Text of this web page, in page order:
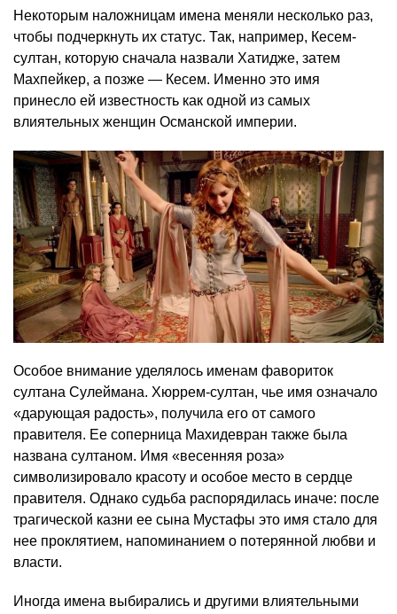
Некоторым наложницам имена меняли несколько раз,
чтобы подчеркнуть их статус. Так, например, Кесем-
султан, которую сначала назвали Хатидже, затем
Махпейкер, а позже — Кесем. Именно это имя
принесло ей известность как одной из самых
влиятельных женщин Османской империи.
Особое внимание уделялось именам фавориток
султана Сулеймана. Хюррем-султан, чье имя означало
«дарующая радость», получила его от самого
правителя. Ее соперница Махидевран также была
названа султаном. Имя «весенняя роза»
символизировало красоту и особое место в сердце
правителя. Однако судьба распорядилась иначе: после
трагической казни ее сына Мустафы это имя стало для
нее проклятием, напоминанием о потерянной любви и
власти.
Иногда имена выбирались и другими влиятельными